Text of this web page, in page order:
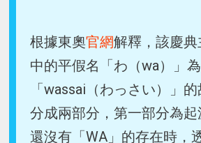
根據東奧官網解釋，該慶
中的平假名「わ（wa）」
「wassai（わっさい）」
分成兩部分，第一部分為
還沒有「WA」的存在時，